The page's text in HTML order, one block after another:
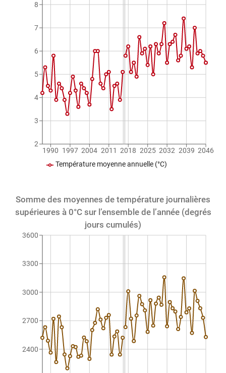
1990 1997 2004 2011 2018 2025 2032 2039 2046
2
3
4
5
6
7
8
Température moyenne annuelle (°C)
Somme des moyennes de température journalières
supérieures à 0°C sur l’ensemble de l’année (degrés
jours cumulés)
2400
2700
3000
3300
3600